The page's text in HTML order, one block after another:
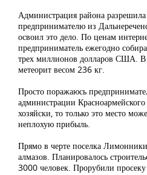
Администрация района
предпринимателю из
освоил это дело. По ценам
предприниматель ежегодно
трех миллионов долларов США.
метеорит весом 236 кг.
Просто поражаюсь
администрации
хозяйски, то только это место
неплохую прибыль.
Прямо в черте поселка
алмазов. Планировалось
3000 человек. Прорубили